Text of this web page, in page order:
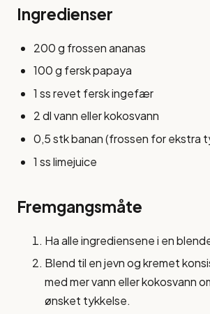
Ingredienser
200 g frossen ananas
100 g fersk papaya
1 ss revet fersk ingefær
2 dl vann eller kokosvann
0,5 stk banan (frossen for ekstra
1 ss limejuice
Fremgangsmåte
Ha alle ingrediensene i en
Blend til en jevn og kremet
med mer vann eller kokosvann
ønsket tykkelse.